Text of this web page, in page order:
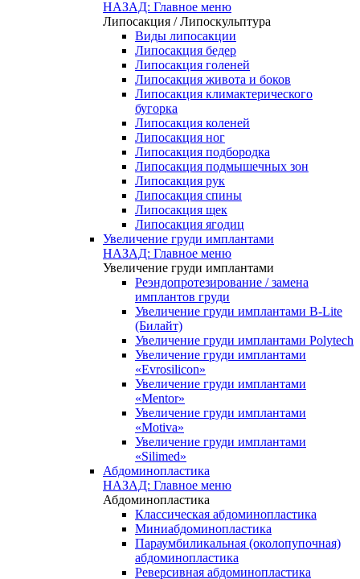
НАЗАД: Главное меню
Липосакция / Липоскульптура
Виды липосакции
Липосакция бедер
Липосакция голеней
Липосакция живота и боков
Липосакция климактерического
бугорка
Липосакция коленей
Липосакция ног
Липосакция подбородка
Липосакция подмышечных зон
Липосакция рук
Липосакция спины
Липосакция щек
Липосакция ягодиц
Увеличение груди имплантами
НАЗАД: Главное меню
Увеличение груди имплантами
Реэндопротезирование / замена
имплантов груди
Увеличение груди имплантами B-Lite
(Билайт)
Увеличение груди имплантами Polytech
Увеличение груди имплантами
«Evrosilicon»
Увеличение груди имплантами
«Mentor»
Увеличение груди имплантами
«Motiva»
Увеличение груди имплантами
«Silimed»
Абдоминопластика
НАЗАД: Главное меню
Абдоминопластика
Классическая абдоминопластика
Миниабдоминопластика
Параумбиликальная (околопупочная)
абдоминопластика
Реверсивная абдоминопластика